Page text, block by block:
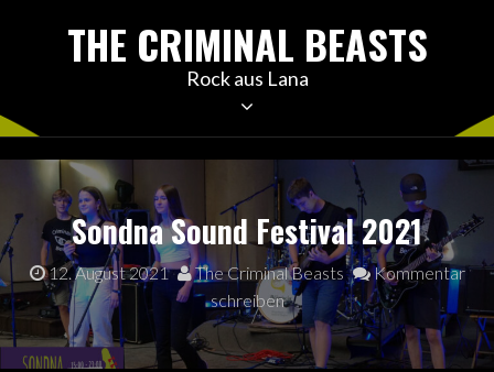
THE CRIMINAL BEASTS
Rock aus Lana
Sondna Sound Festival 2021
12. August 2021 The Criminal Beasts
Kommentar
schreiben